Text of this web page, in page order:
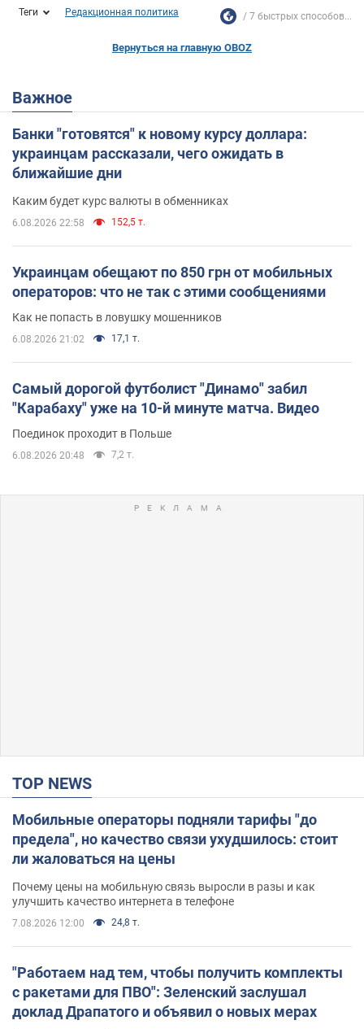
Теги Редакционная политика 7 быстрых способов...
Вернуться на главную OBOZ
Важное
Банки "готовятся" к новому курсу доллара:
украинцам рассказали, чего ожидать в
ближайшие дни
Каким будет курс валюты в обменниках
6.08.2026 22:58 152,5 т.
Украинцам обещают по 850 грн от мобильных
операторов: что не так с этими сообщениями
Как не попасть в ловушку мошенников
6.08.2026 21:02 17,1 т.
Самый дорогой футболист "Динамо" забил
"Карабаху" уже на 10-й минуте матча. Видео
Поединок проходит в Польше
6.08.2026 20:48 7,2 т.
TOP NEWS
Мобильные операторы подняли тарифы "до
предела", но качество связи ухудшилось: стоит
ли жаловаться на цены
Почему цены на мобильную связь выросли в разы и как
улучшить качество интернета в телефоне
7.08.2026 12:00 24,8 т.
"Работаем над тем, чтобы получить комплекты
с ракетами для ПВО": Зеленский заслушал
доклад Драпатого и объявил о новых мерах